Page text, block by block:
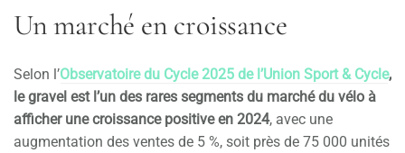
Un marché en croissance
Selon l’Observatoire du Cycle 2025 de l’Union Sport & Cycle,
le gravel est l’un des rares segments du marché du vélo à
afficher une croissance positive en 2024, avec une
augmentation des ventes de 5 %, soit près de 75 000 unités